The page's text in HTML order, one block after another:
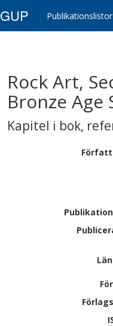
GUP Publikationslistor
Rock Art,
Bronze Age
Kapitel i bok,